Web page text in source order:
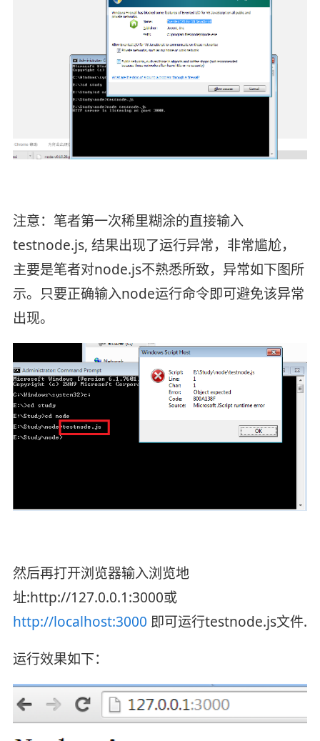
注意：笔者第一次稀里糊涂的直接输入
testnode.js, 结果出现了运行异常，非常尴尬，
主要是笔者对node.js不熟悉所致，异常如下图所
示。只要正确输入node运行命令即可避免该异常
出现。
然后再打开浏览器输入浏览地
址:http://127.0.0.1:3000或
http://localhost:3000 即可运行testnode.js文件.
运行效果如下：